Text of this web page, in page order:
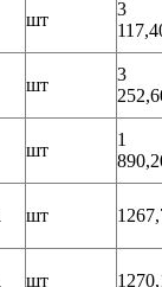
шт
3
шт
3
шт
1
шт
шт